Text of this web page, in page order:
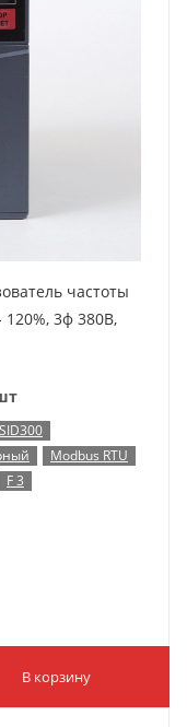
частоты
120%, 3ф 380В,
SID300
Modbus RTU
F 3
В корзину